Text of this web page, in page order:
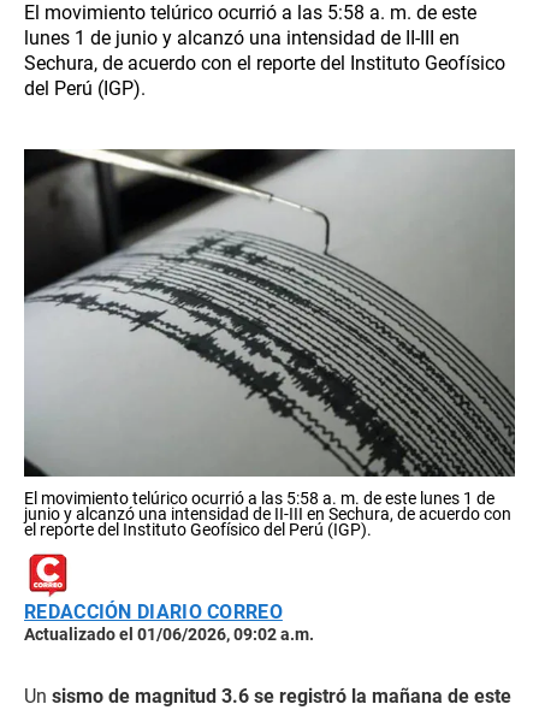
El movimiento telúrico ocurrió a las 5:58 a. m. de este
lunes 1 de junio y alcanzó una intensidad de II-III en
Sechura, de acuerdo con el reporte del Instituto Geofísico
del Perú (IGP).
El movimiento telúrico ocurrió a las 5:58 a. m. de este lunes 1 de
junio y alcanzó una intensidad de II-III en Sechura, de acuerdo con
el reporte del Instituto Geofísico del Perú (IGP).
REDACCIÓN DIARIO CORREO
Actualizado el 01/06/2026, 09:02 a.m.
Un sismo de magnitud 3.6 se registró la mañana de este